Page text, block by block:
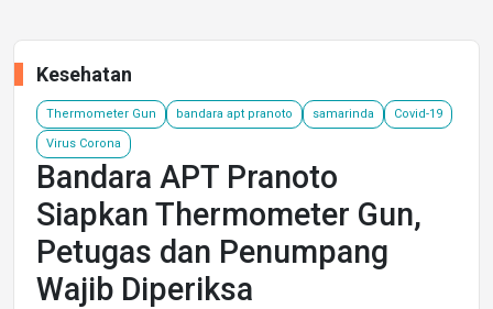
Kesehatan
Thermometer Gun bandara apt pranoto samarinda Covid-19
Virus Corona
Bandara APT Pranoto
Siapkan Thermometer Gun,
Petugas dan Penumpang
Wajib Diperiksa